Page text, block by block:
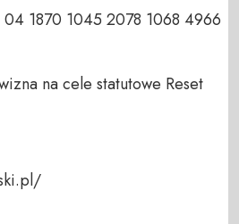
1870 1045 2078 1068 4966
na cele statutowe Reset